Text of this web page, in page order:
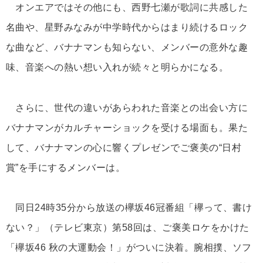
オンエアではその他にも、西野七瀬が歌詞に共感した
名曲や、星野みなみが中学時代からはまり続けるロック
な曲など、バナナマンも知らない、メンバーの意外な趣
味、音楽への熱い想い入れが続々と明らかになる。
さらに、世代の違いがあらわれた音楽との出会い方に
バナナマンがカルチャーショックを受ける場面も。果た
して、バナナマンの心に響くプレゼンでご褒美の“日村
賞”を手にするメンバーは。
同日24時35分から放送の欅坂46冠番組「欅って、書け
ない？」（テレビ東京）第58回は、ご褒美ロケをかけた
「欅坂46 秋の大運動会！」がついに決着。腕相撲、ソフ